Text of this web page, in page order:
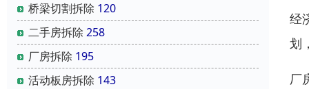
桥梁切割拆除 120
二手房拆除 258
厂房拆除 195
活动板房拆除 143
经
划
厂